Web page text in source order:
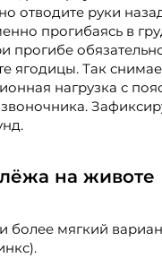
отводите руки
прогибаясь в
прогибе
ягодицы. Так
нагрузка с
на животе
мягкий